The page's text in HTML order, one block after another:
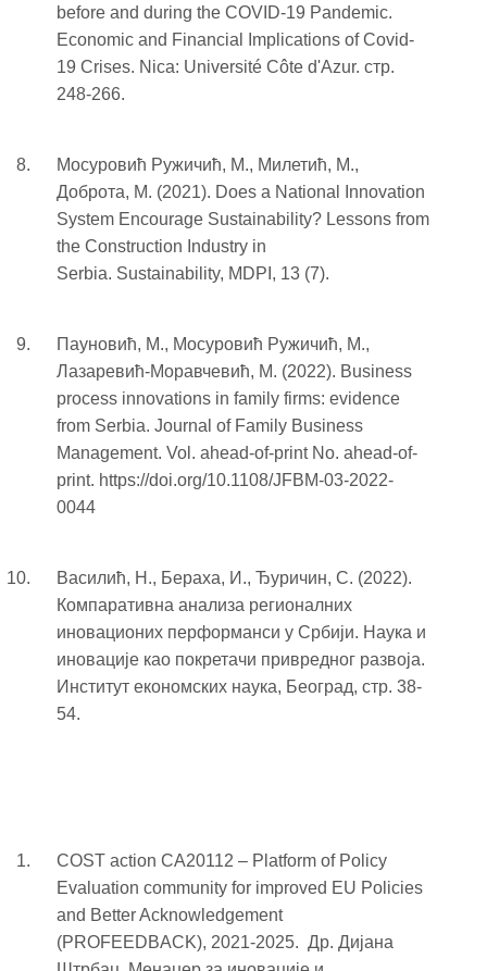
before and during the COVID-19 Pandemic.
Economic and Financial Implications of Covid-
19 Crises. Nica: Université Côte d'Azur. стр.
248-266.
Мосуровић Ружичић, М., Милетић, М.,
Доброта, М. (2021). Does a National Innovation
System Encourage Sustainability? Lessons from
the Construction Industry in
Serbia. Sustainability, MDPI, 13 (7).
Пауновић, М., Мосуровић Ружичић, М.,
Лазаревић-Моравчевић, М. (2022). Business
process innovations in family firms: evidence
from Serbia. Journal of Family Business
Management. Vol. ahead-of-print No. ahead-of-
print. https://doi.org/10.1108/JFBM-03-2022-
0044
Василић, Н., Бераха, И., Ђуричин, С. (2022).
Компаративна анализа регионалних
иновационих перформанси у Србији. Наука и
иновације као покретачи привредног развоја.
Институт економских наука, Београд, стр. 38-
54.
COST action CA20112 – Platform of Policy
Evaluation community for improved EU Policies
and Better Acknowledgement
(PROFEEDBACK), 2021-2025. Др. Дијана